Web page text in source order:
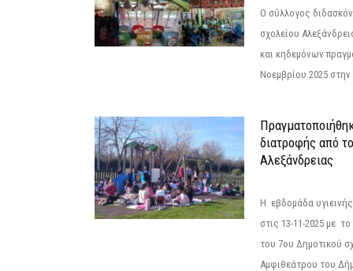
Ο σύλλογος
σχολείου
και κηδεμόνων
Νοεμβρίου 2025
διατροφής από
Αλεξάνδρειας
Η εβδομάδα
στις 13-11-2025 με
του 7ου Δημοτικού
Αμφιθεάτρου του